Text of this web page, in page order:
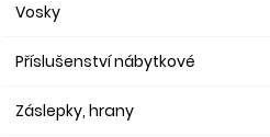
Vosky
Příslušenství nábytkové
Záslepky, hrany